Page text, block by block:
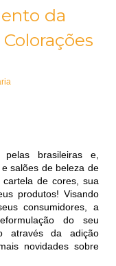
da
brasileiras e,
salões de beleza de
de cores, sua
produtos! Visando
consumidores, a
do seu
através da adição
novidades sobre